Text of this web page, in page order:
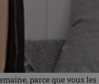
parce que vous les